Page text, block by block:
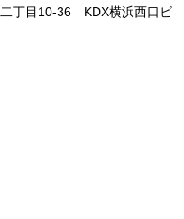
丁目10-36 KDX横浜西口ビ